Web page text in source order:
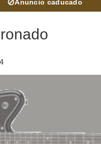
⊘Anuncio caducado